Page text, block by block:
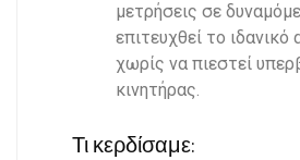
μετρήσεις σε
επιτευχθεί το
χωρίς να πιεστεί
κινητήρας.
Τι κερδίσαμε: